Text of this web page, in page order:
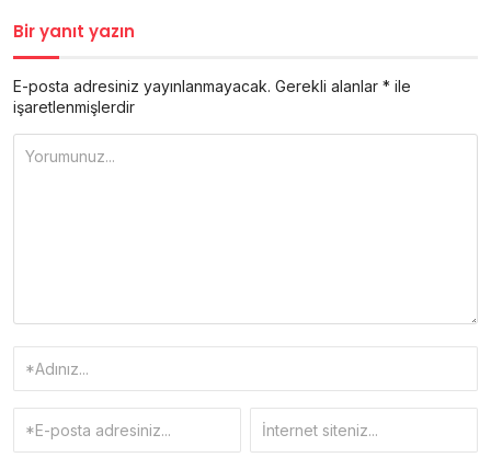
Bir yanıt yazın
E-posta adresiniz yayınlanmayacak. Gerekli alanlar * ile
işaretlenmişlerdir